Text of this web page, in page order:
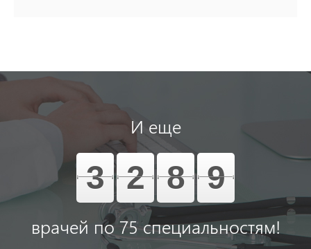
И еще
3 2 8 9
врачей по 75 специальностям!